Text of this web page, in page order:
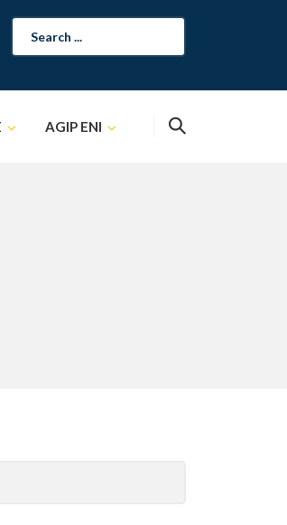
Search
for:
AGIP ENI